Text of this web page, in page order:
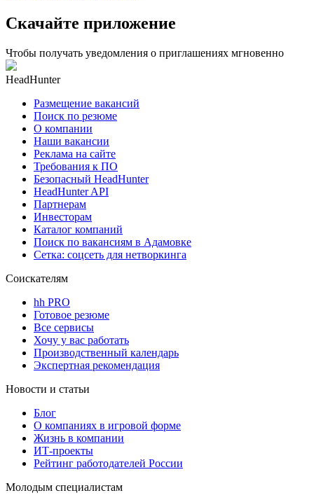
Скачайте приложение
Чтобы получать уведомления о приглашениях мгновенно
HeadHunter
Размещение вакансий
Поиск по резюме
О компании
Наши вакансии
Реклама на сайте
Требования к ПО
Безопасный HeadHunter
HeadHunter API
Партнерам
Инвесторам
Каталог компаний
Поиск по вакансиям в Адамовке
Сетка: соцсеть для нетворкинга
Соискателям
hh PRO
Готовое резюме
Все сервисы
Хочу у вас работать
Производственный календарь
Экспертная рекомендация
Новости и статьи
Блог
О компаниях в игровой форме
Жизнь в компании
ИТ-проекты
Рейтинг работодателей России
Молодым специалистам